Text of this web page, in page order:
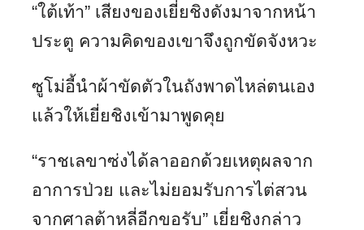
“ใต้เท้า” เสียงของเยี่ยชิงดังมาจากหน้า
ประตู ความคิดของเขาจึงถูกขัดจังหวะ
ซูโม่อี้นำผ้าขัดตัวในถังพาดไหล่ตนเอง
แล้วให้เยี่ยชิงเข้ามาพูดคุย
“ราชเลขาซ่งได้ลาออกด้วยเหตุผลจาก
อาการป่วย และไม่ยอมรับการไต่สวน
จากศาลต้าหลี่อีกขอรับ” เยี่ยชิงกล่าว